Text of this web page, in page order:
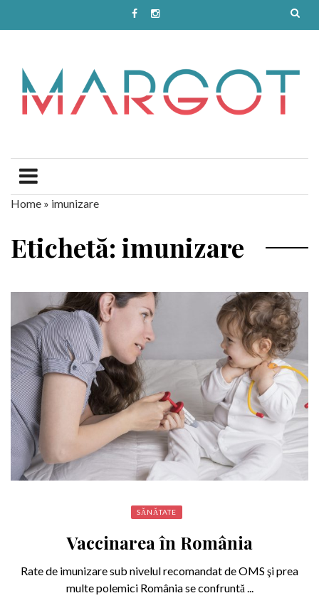
Home » imunizare
Etichetă: imunizare
SĂNĂTATE
Vaccinarea în România
Rate de imunizare sub nivelul recomandat de OMS şi prea
multe polemici România se confruntă ...